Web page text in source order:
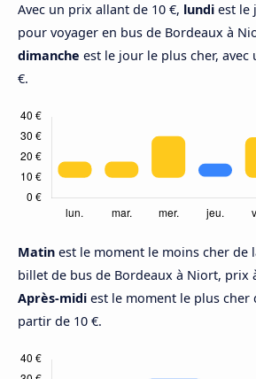
Avec un prix allant de 10 €, lundi est le
pour voyager en bus de Bordeaux à
dimanche est le jour le plus cher, avec
€.
Matin est le moment le moins cher de
billet de bus de Bordeaux à Niort, prix
Après-midi est le moment le plus cher
partir de 10 €.